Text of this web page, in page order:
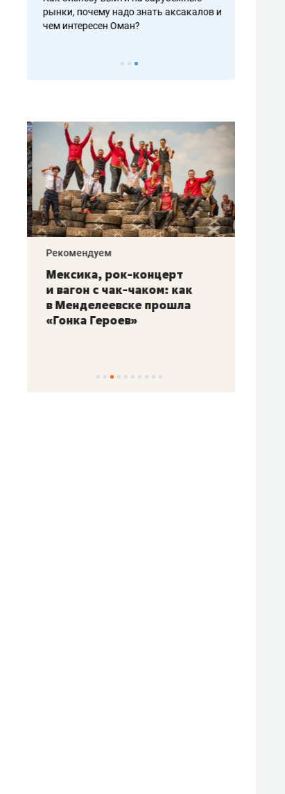
рынки, почему надо знать аксакалов и
чем интересен Оман?
Рекомендуем
Мексика, рок-концерт
и вагон с чак-чаком: как
в Менделеевске прошла
«Гонка Героев»